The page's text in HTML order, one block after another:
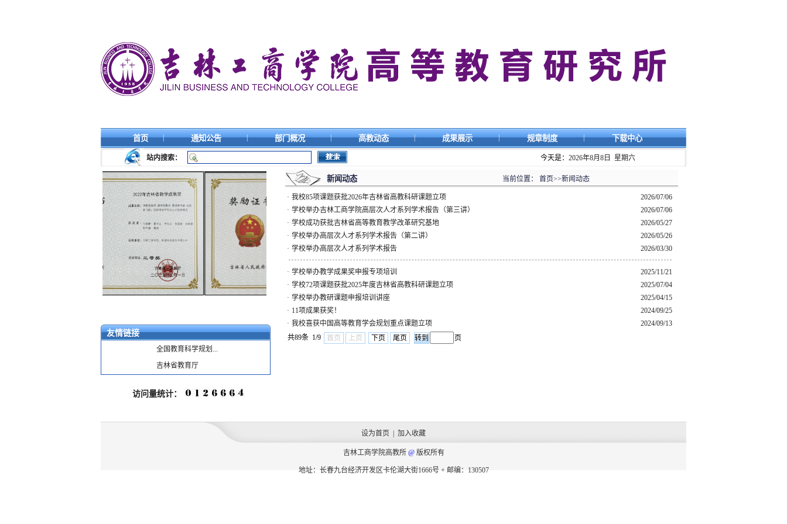
首页 | 通知公告 | 部门概况 | 高教动态 | 成果展示 | 规章制度 | 下载中心
站内搜索： 今天是： 2026年8月8日 星期六
友情链接
全国教育科学规划...
吉林省教育厅
访问量统计：
新闻动态 当前位置： 首页>>新闻动态
· 我校85项课题获批2026年吉林省高教科研课题立项
2026/07/06
· 学校举办吉林工商学院高层次人才系列学术报告（第三讲）
2026/07/06
· 学校成功获批吉林省高等教育教学改革研究基地
2026/05/27
· 学校举办高层次人才系列学术报告（第二讲）
2026/05/26
· 学校举办高层次人才系列学术报告 2026/03/30
· 学校举办教学成果奖申报专项培训
2025/11/21
· 学校72项课题获批2025年度吉林省高教科研课题立项
2025/07/04
· 学校举办教研课题申报培训讲座
2025/04/15
· 11项成果获奖！
2024/09/25
· 我校喜获中国高等教育学会规划重点课题立项
2024/09/13
共89条 1/9
首页 上页 下页 尾页 页
设为首页 加入收藏
吉林工商学院高教所 @版权所有
地址：长春九台经济开发区卡伦湖大街1666号 + 邮编：130507